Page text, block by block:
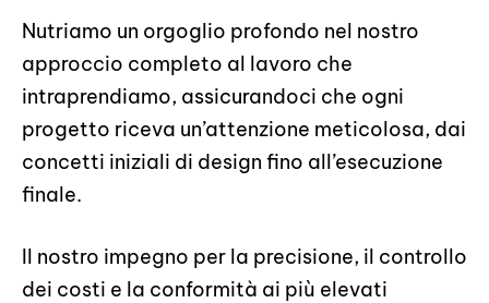
Nutriamo un orgoglio profondo nel nostro
approccio completo al lavoro che
intraprendiamo, assicurandoci che ogni
progetto riceva un’attenzione meticolosa, dai
concetti iniziali di design fino all’esecuzione
finale.
Il nostro impegno per la precisione, il controllo
dei costi e la conformità ai più elevati